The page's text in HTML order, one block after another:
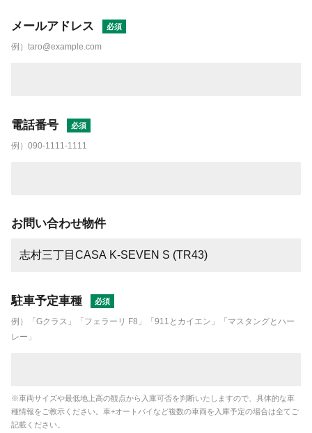
メールアドレス
例）taro@example.com
電話番号
例）090-1111-1111
お問い合わせ物件
駐車予定車種
例）「Gクラス」「フェラーリ F8」「911とカイエン」「マスタングとハー
レー」
※車両サイズや最低地上高の観点から入庫可否を判断いたしますので、具体的な車
種情報をご教示ください。車+オートバイなど複数の車両を入庫予定の場合は全てご
記載ください。